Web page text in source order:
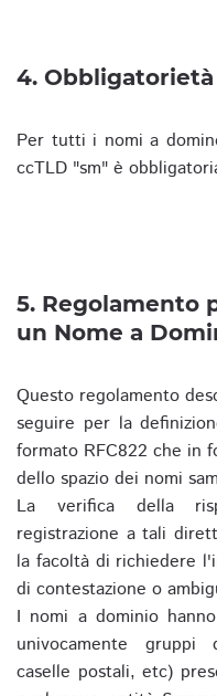
4.
Per tutti i nomi a
ccTLD "sm" è
5. Regolamento
un Nome a
Questo regolamento
seguire per la
formato RFC822 che in
dello spazio dei nomi
La verifica della
registrazione a tali
la facoltà di richiedere
di contestazione o
I nomi a dominio
univocamente
caselle postali, etc)